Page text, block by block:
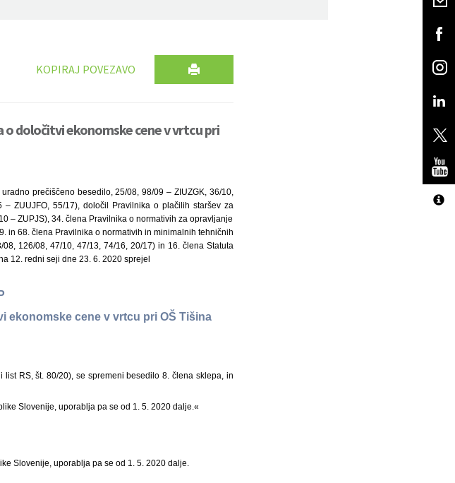
KOPIRAJ POVEZAVO
o določitvi ekonomske cene v vrtcu pri
prečiščeno besedilo, 25/08, 98/09 – ZIUZGK, 36/10,
ZUUJFO, 55/17), določil Pravilnika o plačilih staršev za
– ZUPJS), 34. člena Pravilnika o normativih za opravljanje
in 68. člena Pravilnika o normativih in minimalnih tehničnih
126/08, 47/10, 47/13, 74/16, 20/17) in 16. člena Statuta
12. redni seji dne 23. 6. 2020 sprejel
ekonomske cene v vrtcu pri OŠ Tišina
RS, št. 80/20), se spremeni besedilo 8. člena sklepa, in
Slovenije, uporablja pa se od 1. 5. 2020 dalje.«
Slovenije, uporablja pa se od 1. 5. 2020 dalje.